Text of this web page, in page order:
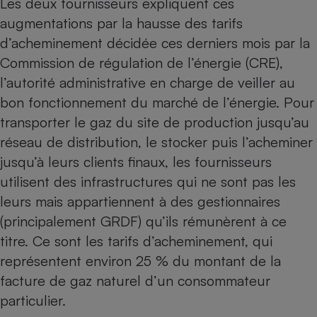
augmentations par la hausse des tarifs
d’acheminement décidée ces derniers mois par la
Commission de régulation de l’énergie (CRE),
l’autorité administrative en charge de veiller au
bon fonctionnement du marché de l’énergie. Pour
transporter le gaz du site de production jusqu’au
réseau de distribution, le stocker puis l’acheminer
jusqu’à leurs clients finaux, les fournisseurs
utilisent des infrastructures qui ne sont pas les
leurs mais appartiennent à des gestionnaires
(principalement GRDF) qu’ils rémunèrent à ce
titre. Ce sont les tarifs d’acheminement, qui
représentent environ 25 % du montant de la
facture de gaz naturel d’un consommateur
particulier.
Cafetière à expressos
Robot ménager